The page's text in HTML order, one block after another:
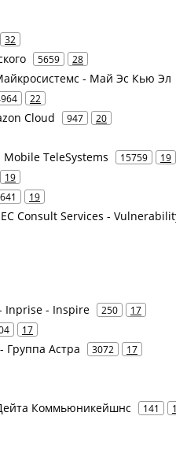
32
5659 28
- Май Эс Кью Эл
22
Cloud 947 20
TeleSystems 15759 19
19
19
Consult Services -
Inprise - Inspire 250 17
17
Группа Астра 3072 17
Коммьюникейшнс 141